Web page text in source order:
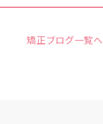
矯正ブログ一覧へ